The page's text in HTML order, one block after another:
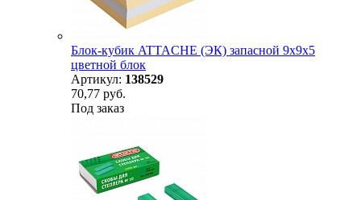
Блок-кубик ATTACHE (ЭК) запасной 9х9х5
цветной блок
Артикул: 138529
70,77 руб.
Под заказ